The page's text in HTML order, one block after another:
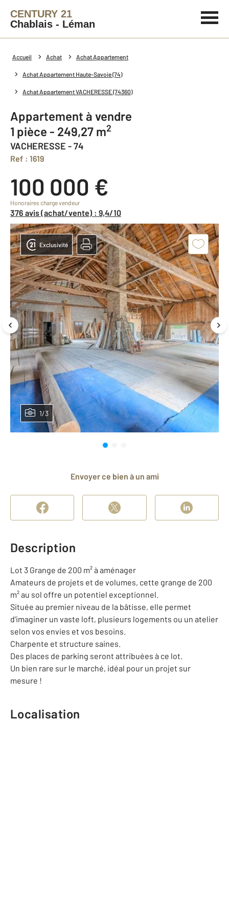
CENTURY 21
Chablais - Léman
Accueil Achat Achat Appartement
Achat Appartement Haute-Savoie (74)
Achat Appartement VACHERESSE (74360)
Appartement à vendre
1 pièce - 249,27 m2
VACHERESSE - 74
Ref : 1619
100 000 €
Honoraires charge vendeur
376 avis (achat/vente) : 9,4/10
1/3
Exclusivité
Envoyer ce bien à un ami
Description
Lot 3 Grange de 200 m² à aménager
Amateurs de projets et de volumes, cette grange de 200
m² au sol offre un potentiel exceptionnel.
Située au premier niveau de la bâtisse, elle permet
d'imaginer un vaste loft, plusieurs logements ou un atelier
selon vos envies et vos besoins.
Charpente et structure saines.
Des places de parking seront attribuées à ce lot.
Un bien rare sur le marché, idéal pour un projet sur
mesure !
Localisation